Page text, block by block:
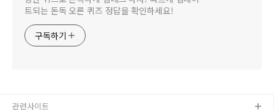
트되는 돈독 오른 퀴즈 정답을 확인하세요!
구독하기
관련사이트